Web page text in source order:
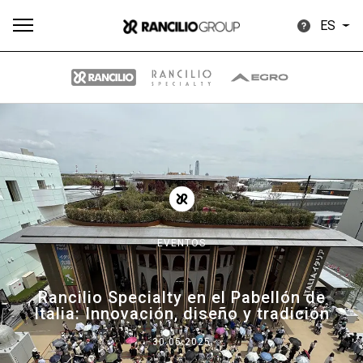
ES
EVENTOS
Rancilio Specialty en el Pabellón de
Italia: Innovación, diseño y tradición
30.05.2025
Our brands
Group